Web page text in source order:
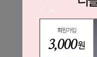
한여름에도
오피스